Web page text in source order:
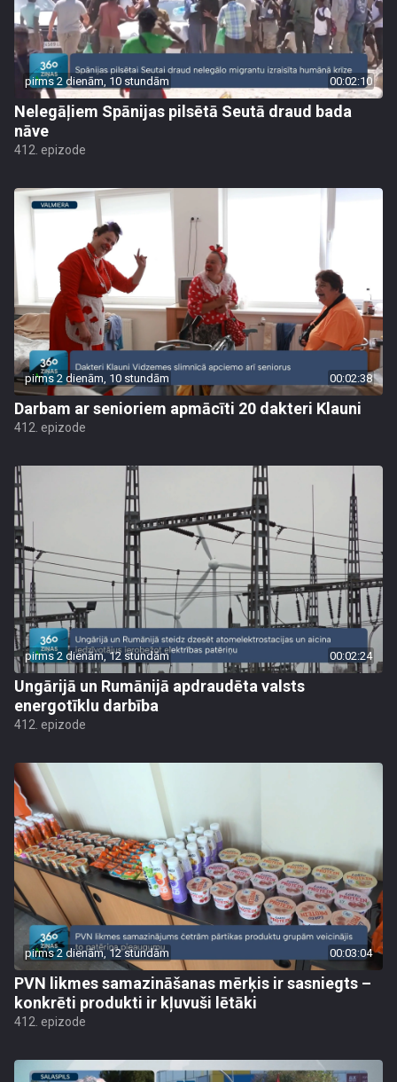
pirms 2 dienām, 10 stundām 00:02:10
Nelegāļiem Spānijas pilsētā Seutā draud bada
nāve
412. epizode
pirms 2 dienām, 10 stundām 00:02:38
Darbam ar senioriem apmācīti 20 dakteri Klauni
412. epizode
pirms 2 dienām, 12 stundām 00:02:24
Ungārijā un Rumānijā apdraudēta valsts
energotīklu darbība
412. epizode
pirms 2 dienām, 12 stundām 00:03:04
PVN likmes samazināšanas mērķis ir sasniegts –
konkrēti produkti ir kļuvuši lētāki
412. epizode